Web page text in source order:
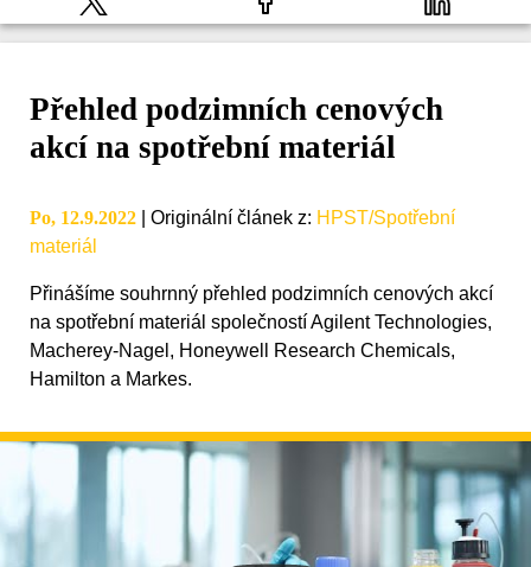
Přehled podzimních cenových
akcí na spotřební materiál
Po, 12.9.2022 Originální článek z: HPST/Spotřební
materiál
Přinášíme souhrnný přehled podzimních cenových akcí
na spotřební materiál společností Agilent Technologies,
Macherey-Nagel, Honeywell Research Chemicals,
Hamilton a Markes.